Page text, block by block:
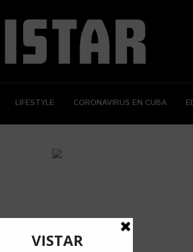
LIFESTYLE CORONAVIRUS EN CUBA